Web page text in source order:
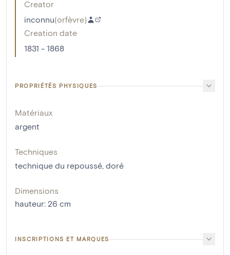
Creator
inconnu(orfèvre)
Creation date
1831 - 1868
PROPRIÉTÉS PHYSIQUES
Matériaux
argent
Techniques
technique du repoussé, doré
Dimensions
hauteur: 26 cm
INSCRIPTIONS ET MARQUES